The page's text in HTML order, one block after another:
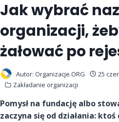
Jak wybrać
organizacji,
żałować po
Autor: Organizacje.ORG
25
Zakładanie organizacji
Pomysł na fundację albo
zaczyna się od działania: